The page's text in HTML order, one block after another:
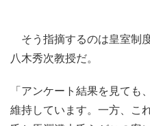
そう指摘するのは皇室制
八木秀次教授だ。
「アンケート結果を見ても
維持しています。一方、こ